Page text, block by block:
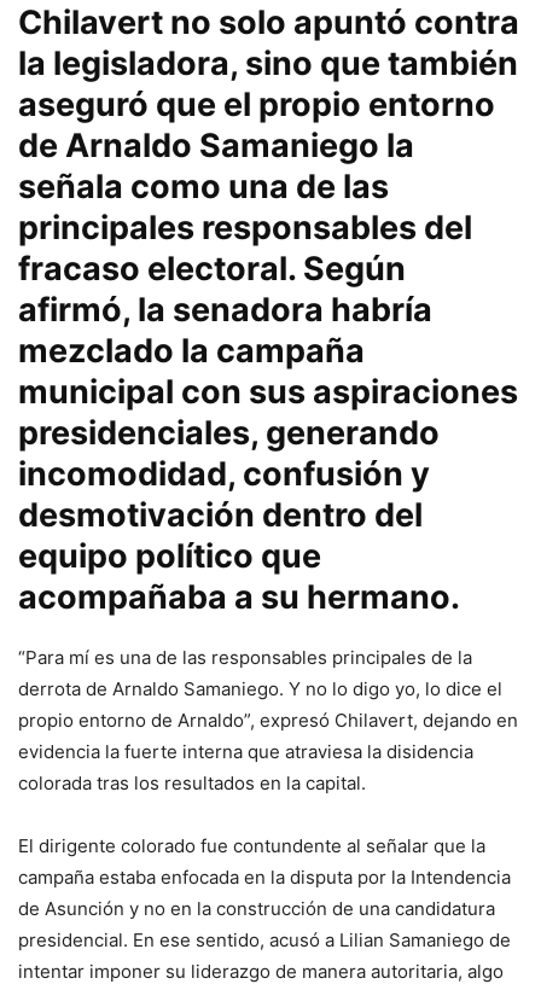
Chilavert no solo apuntó contra
la legisladora, sino que también
aseguró que el propio entorno
de Arnaldo Samaniego la
señala como una de las
principales responsables del
fracaso electoral. Según
afirmó, la senadora habría
mezclado la campaña
municipal con sus aspiraciones
presidenciales, generando
incomodidad, confusión y
desmotivación dentro del
equipo político que
acompañaba a su hermano.
“Para mí es una de las responsables principales de la
derrota de Arnaldo Samaniego. Y no lo digo yo, lo dice el
propio entorno de Arnaldo”, expresó Chilavert, dejando en
evidencia la fuerte interna que atraviesa la disidencia
colorada tras los resultados en la capital.
El dirigente colorado fue contundente al señalar que la
campaña estaba enfocada en la disputa por la Intendencia
de Asunción y no en la construcción de una candidatura
presidencial. En ese sentido, acusó a Lilian Samaniego de
intentar imponer su liderazgo de manera autoritaria, algo